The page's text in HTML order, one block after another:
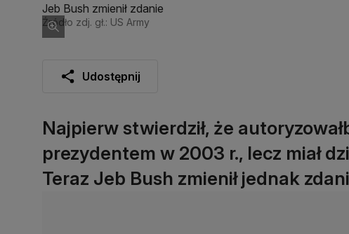
Jeb Bush zmienił zdanie
Źródło zdj. gł.: US Army
Udostępnij
Najpierw stwierdził, że
prezydentem w 2003 r., lecz miał
Teraz Jeb Bush zmienił jednak